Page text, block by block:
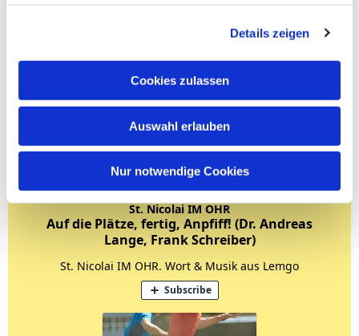
Details zeigen
Cookies zulassen
Auswahl erlauben
Nur notwendige Cookies